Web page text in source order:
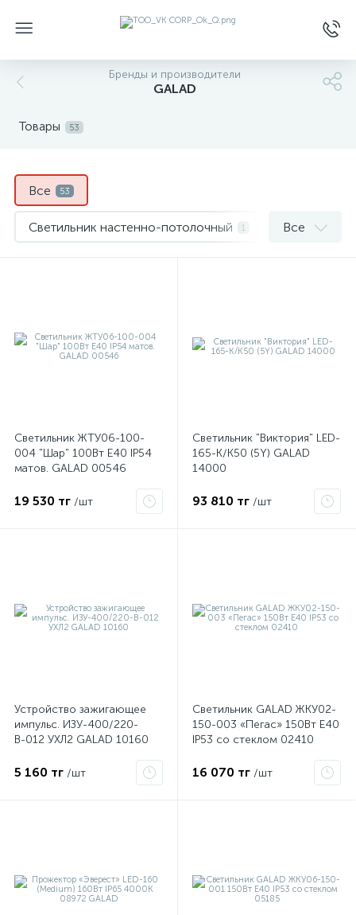
Бренды и производители
GALAD
Товары 53
Все 53
Светильник настенно-потолочный 1
Светодиодный Прожектор 1
Все
Светильник ЖТУ06-100-
004 "Шар" 100Вт E40 IP54
матов. GALAD 00546
19 530 тг /шт
Светильник "Виктория" LED-
165-К/К50 (5Y) GALAD
14000
93 810 тг /шт
Устройство зажигающее
импульс. ИЗУ-400/220-
В-012 УХЛ2 GALAD 10160
5 160 тг /шт
Светильник GALAD ЖКУ02-
150-003 «Пегас» 150Вт E40
IP53 со стеклом 02410
16 070 тг /шт